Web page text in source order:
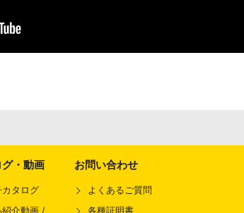
・動画
タログ
紹介動画 /
お問い合わせ
よくあるご質問
各種証明書